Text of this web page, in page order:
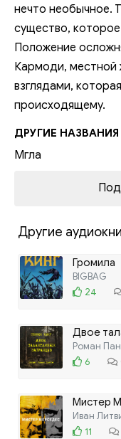
нечто необычное.
существо,
Положение
Кармоди, местной
взглядами,
происходящему.
ДРУГИЕ НАЗВАНИЯ
Мгла
Другие
Громила
BIGBAG
24
Двое
Роман
6
Мистер
Иван
11